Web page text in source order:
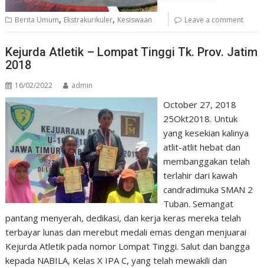
Berita Umum, Ekstrakurikuler, Kesiswaan Leave a comment
Kejurda Atletik – Lompat Tinggi Tk. Prov. Jatim
2018
16/02/2022 admin
October 27, 2018
25Okt2018. Untuk
yang kesekian kalinya
atlit-atlit hebat dan
membanggakan telah
terlahir dari kawah
candradimuka SMAN 2
Tuban. Semangat
pantang menyerah, dedikasi, dan kerja keras mereka telah
terbayar lunas dan merebut medali emas dengan menjuarai
Kejurda Atletik pada nomor Lompat Tinggi. Salut dan bangga
kepada NABILA, Kelas X IPA C, yang telah mewakili dan